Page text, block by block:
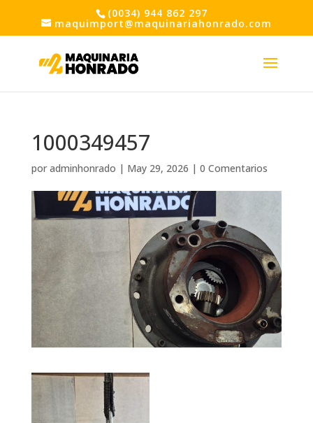
(0034) 944 862 297
maquimport@maquinariahonrado.com
1000349457
por adminhonrado | May 29, 2026 | 0 Comentarios